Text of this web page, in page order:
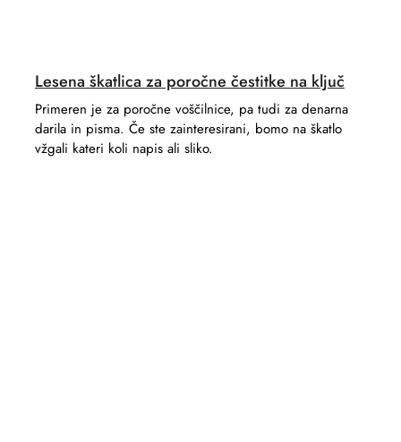
Lesena škatlica za poročne čestitke na ključ
Primeren je za poročne voščilnice, pa tudi za denarna
darila in pisma. Če ste zainteresirani, bomo na škatlo
vžgali kateri koli napis ali sliko.